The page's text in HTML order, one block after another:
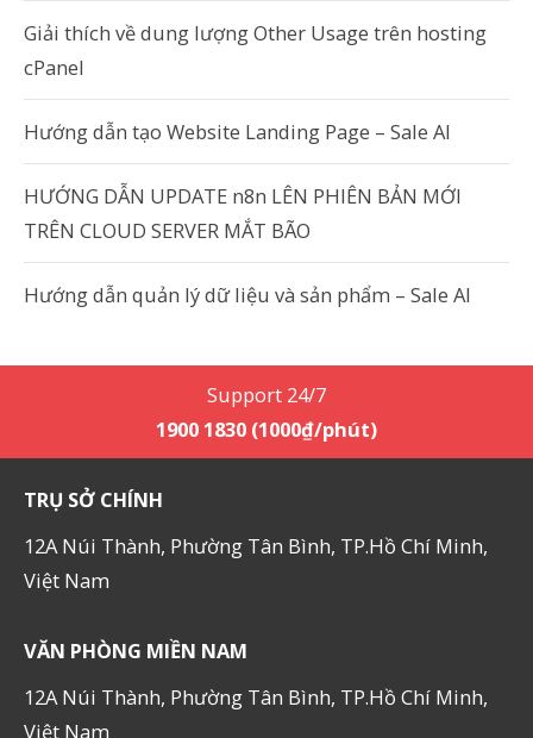
Giải thích về dung lượng Other Usage trên hosting
cPanel
Hướng dẫn tạo Website Landing Page – Sale AI
HƯỚNG DẪN UPDATE n8n LÊN PHIÊN BẢN MỚI
TRÊN CLOUD SERVER MẮT BÃO
Hướng dẫn quản lý dữ liệu và sản phẩm – Sale AI
Support 24/7
1900 1830 (1000₫/phút)
TRỤ SỞ CHÍNH
12A Núi Thành, Phường Tân Bình, TP.Hồ Chí Minh,
Việt Nam
VĂN PHÒNG MIỀN NAM
12A Núi Thành, Phường Tân Bình, TP.Hồ Chí Minh,
Việt Nam